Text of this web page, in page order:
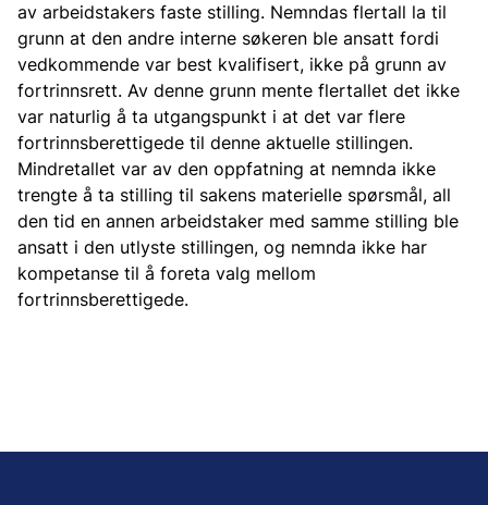
av arbeidstakers faste stilling. Nemndas flertall la til
grunn at den andre interne søkeren ble ansatt fordi
vedkommende var best kvalifisert, ikke på grunn av
fortrinnsrett. Av denne grunn mente flertallet det ikke
var naturlig å ta utgangspunkt i at det var flere
fortrinnsberettigede til denne aktuelle stillingen.
Mindretallet var av den oppfatning at nemnda ikke
trengte å ta stilling til sakens materielle spørsmål, all
den tid en annen arbeidstaker med samme stilling ble
ansatt i den utlyste stillingen, og nemnda ikke har
kompetanse til å foreta valg mellom
fortrinnsberettigede.